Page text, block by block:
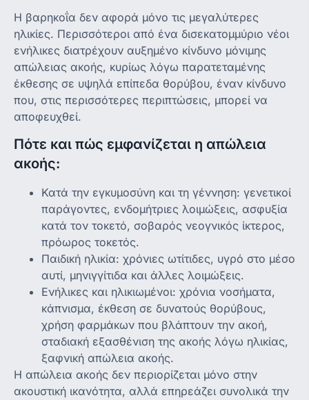
Η βαρηκοΐα δεν αφορά μόνο τις μεγαλύτερες
ηλικίες. Περισσότεροι από ένα δισεκατομμύριο νέοι
ενήλικες διατρέχουν αυξημένο κίνδυνο μόνιμης
απώλειας ακοής, κυρίως λόγω παρατεταμένης
έκθεσης σε υψηλά επίπεδα θορύβου, έναν κίνδυνο
που, στις περισσότερες περιπτώσεις, μπορεί να
αποφευχθεί.
Πότε και πώς εμφανίζεται η απώλεια
ακοής:
Κατά την εγκυμοσύνη και τη γέννηση: γενετικοί
παράγοντες, ενδομήτριες λοιμώξεις, ασφυξία
κατά τον τοκετό, σοβαρός νεογνικός ίκτερος,
πρόωρος τοκετός.
Παιδική ηλικία: χρόνιες ωτίτιδες, υγρό στο μέσο
αυτί, μηνιγγίτιδα και άλλες λοιμώξεις.
Ενήλικες και ηλικιωμένοι: χρόνια νοσήματα,
κάπνισμα, έκθεση σε δυνατούς θορύβους,
χρήση φαρμάκων που βλάπτουν την ακοή,
σταδιακή εξασθένιση της ακοής λόγω ηλικίας,
ξαφνική απώλεια ακοής.
Η απώλεια ακοής δεν περιορίζεται μόνο στην
ακουστική ικανότητα, αλλά επηρεάζει συνολικά την